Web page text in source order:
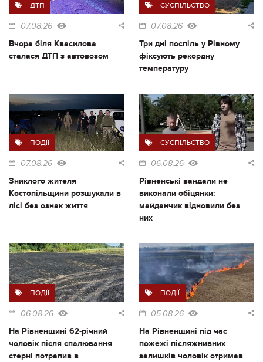
ДТП
07.08.26
Вчора біля Квасилова
сталася ДТП з автовозом
СУСПІЛЬСТВО
07.08.26
Три дні поспіль у Рівному
фіксують рекордну
температуру
ПОДІЇ
07.08.26
Зниклого жителя
Костопільщини розшукали в
лісі без ознак життя
СУСПІЛЬСТВО
06.08.26
Рівненські вандали не
виконали обіцянки:
майданчик відновили без
них
ПОДІЇ
06.08.26
На Рівненщині 62-річний
чоловік після спалювання
стерні потрапив в
ПОДІЇ
05.08.26
На Рівненщині під час
пожежі післяжнивних
залишків чоловік отримав